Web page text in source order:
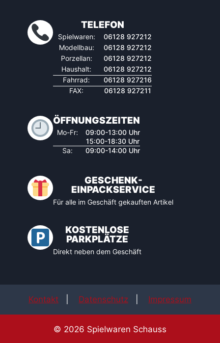
TELEFON
Spielwaren:
06128 927212
Modellbau:
06128 927212
Porzellan:
06128 927212
Haushalt:
06128 927212
Fahrrad:
06128 927216
FAX:
06128 927211
ÖFFNUNGSZEITEN
Mo-Fr:
09:00-13:00 Uhr
15:00-18:30 Uhr
Sa:
09:00-14:00 Uhr
GESCHENK-
EINPACKSERVICE
Für alle im Geschäft gekauften Artikel
KOSTENLOSE
PARKPLÄTZE
Direkt neben dem Geschäft
Kontakt Datenschutz Impressum
© 2026 Spielwaren Schauss